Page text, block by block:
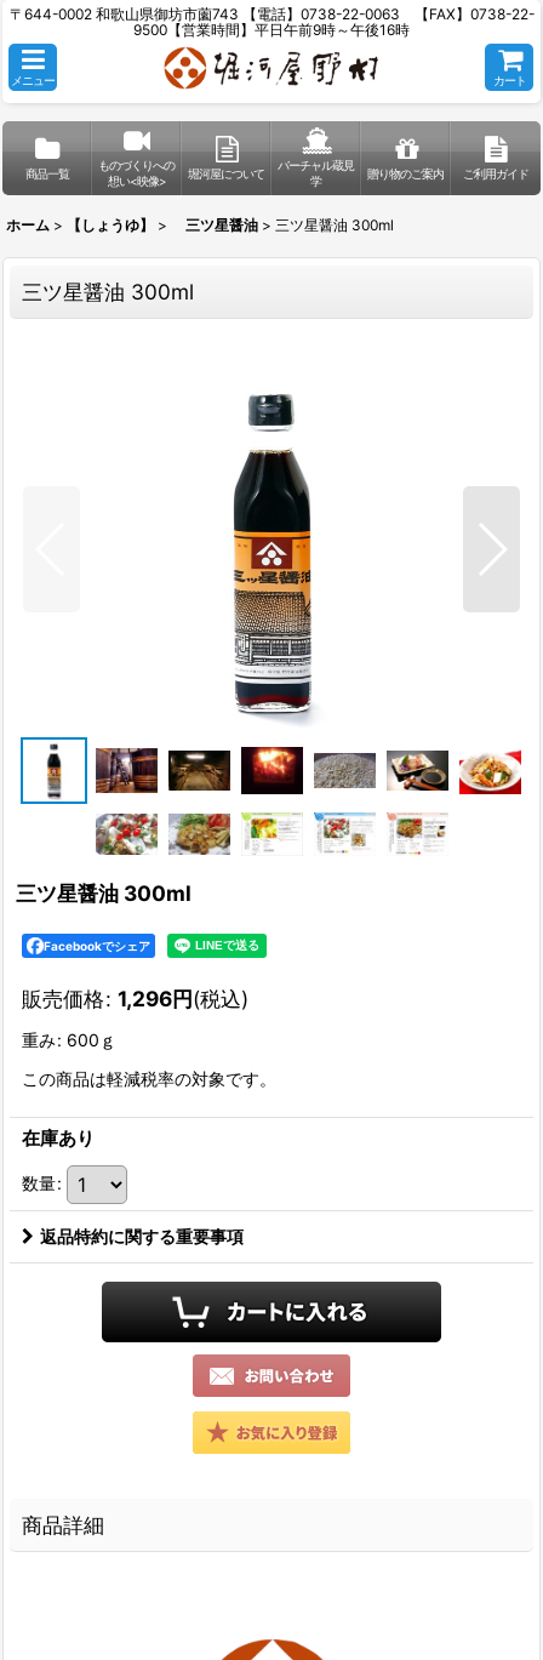
〒644-0002 和歌山県御坊市薗743 【電話】0738-22-0063 【FAX】0738-22-
9500【営業時間】平日午前9時～午後16時
メニュー カート
商品一覧
ものづくりへの
想い<映像>
堀河屋について
バーチャル蔵見
学
贈り物のご案内 ご利用ガイド
ホーム > 【しょうゆ】 > 三ツ星醤油 > 三ツ星醤油 300ml
三ツ星醤油 300ml
三ツ星醤油 300ml
Facebookでシェア
販売価格: 1,296円(税込)
重み: 600ｇ
この商品は軽減税率の対象です。
在庫あり
数量:
返品特約に関する重要事項
商品詳細